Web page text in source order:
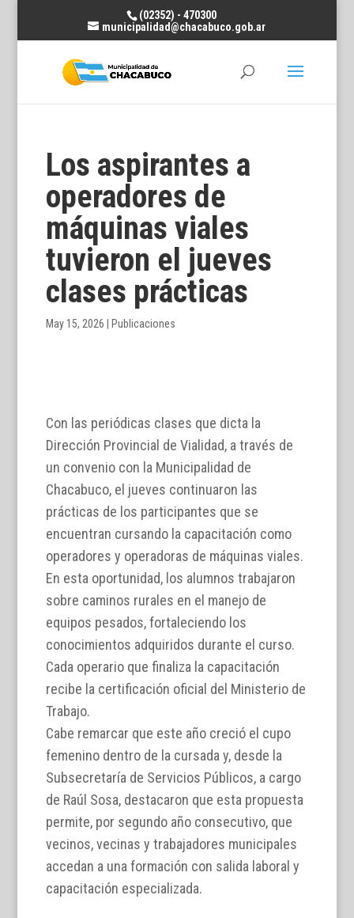
(02352) - 470300
municipalidad@chacabuco.gob.ar
Los aspirantes a
operadores de
máquinas viales
tuvieron el jueves
clases prácticas
May 15, 2026 Publicaciones
Con las periódicas clases que dicta la
Dirección Provincial de Vialidad, a través de
un convenio con la Municipalidad de
Chacabuco, el jueves continuaron las
prácticas de los participantes que se
encuentran cursando la capacitación como
operadores y operadoras de máquinas viales.
En esta oportunidad, los alumnos trabajaron
sobre caminos rurales en el manejo de
equipos pesados, fortaleciendo los
conocimientos adquiridos durante el curso.
Cada operario que finaliza la capacitación
recibe la certificación oficial del Ministerio de
Trabajo.
Cabe remarcar que este año creció el cupo
femenino dentro de la cursada y, desde la
Subsecretaría de Servicios Públicos, a cargo
de Raúl Sosa, destacaron que esta propuesta
permite, por segundo año consecutivo, que
vecinos, vecinas y trabajadores municipales
accedan a una formación con salida laboral y
capacitación especializada.